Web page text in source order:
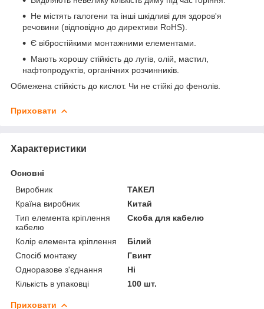
Не містять галогени та інші шкідливі для здоров'я
речовини (відповідно до директиви RoHS).
Є вібростійкими монтажними елементами.
Мають хорошу стійкість до лугів, олій, мастил,
нафтопродуктів, органічних розчинників.
Обмежена стійкість до кислот. Чи не стійкі до фенолів.
Приховати
Характеристики
Основні
Виробник
ТАКЕЛ
Країна виробник
Китай
Тип елемента кріплення
кабелю
Скоба для кабелю
Колір елемента кріплення
Білий
Спосіб монтажу
Гвинт
Одноразове з'єднання
Ні
Кількість в упаковці
100 шт.
Приховати